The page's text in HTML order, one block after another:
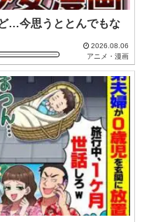
…今思うととんでもな
2026.08.06
アニメ・漫画